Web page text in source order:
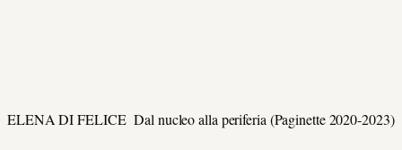
ELENA DI FELICE Dal nucleo alla periferia (Paginette 2020-2023)